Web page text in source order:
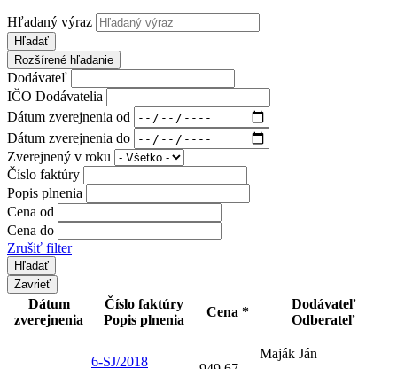
Hľadaný výraz
Hľadať
Rozšírené hľadanie
Dodávateľ
IČO Dodávatelia
Dátum zverejnenia od
Dátum zverejnenia do
Zverejnený v roku
Číslo faktúry
Popis plnenia
Cena od
Cena do
Zrušiť filter
Zavrieť
Dátum
zverejnenia
Číslo faktúry
Popis plnenia
Cena *
Dodávateľ
Odberateľ
6-SJ/2018
Maják Ján